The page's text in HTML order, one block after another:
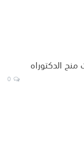
منح الدكتوراه